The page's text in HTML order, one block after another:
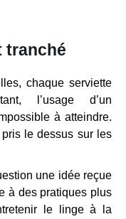
tranché
chaque serviette
l’usage d’un
à atteindre.
le dessus sur les
une idée reçue
à des pratiques plus
le linge à la